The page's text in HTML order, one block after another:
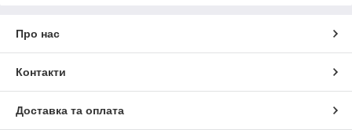
Про нас
Контакти
Доставка та оплата